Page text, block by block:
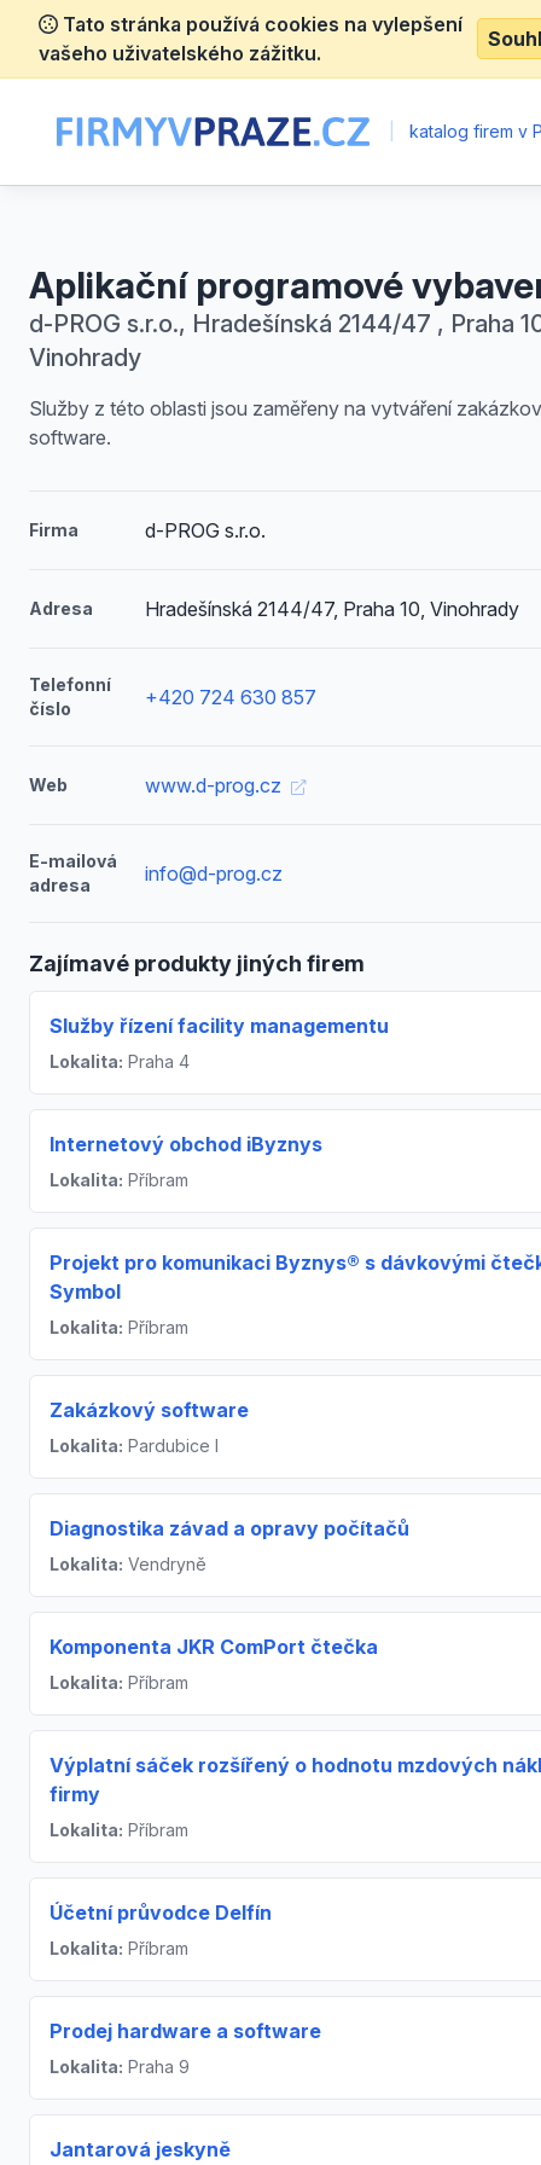
Tato stránka používá cookies na vylepšení
vašeho uživatelského zážitku.
katalog firem v
Aplikační programové
d-PROG s.r.o., Hradešínská 2144/47 , Praha
Vinohrady
Služby z této oblasti jsou zaměřeny na vytváření
software.
Firma d-PROG s.r.o.
Adresa Hradešínská 2144/47, Praha 10, Vinohrady
Telefonní
číslo
+420 724 630 857
Web www.d-prog.cz
E-mailová
adresa
info@d-prog.cz
Zajímavé produkty jiných firem
Služby řízení facility managementu
Lokalita: Praha 4
Internetový obchod iByznys
Lokalita: Příbram
Projekt pro komunikaci Byznys® s dávkovými
Symbol
Lokalita: Příbram
Zakázkový software
Lokalita: Pardubice I
Diagnostika závad a opravy počítačů
Lokalita: Vendryně
Komponenta JKR ComPort čtečka
Lokalita: Příbram
Výplatní sáček rozšířený o hodnotu mzdových
firmy
Lokalita: Příbram
Účetní průvodce Delfín
Lokalita: Příbram
Prodej hardware a software
Lokalita: Praha 9
Jantarová jeskyně